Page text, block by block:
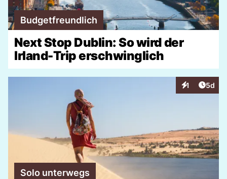
Budgetfreundlich
Next Stop Dublin: So wird der
Irland-Trip erschwinglich
1
Interaktionen
5d
Solo unterwegs